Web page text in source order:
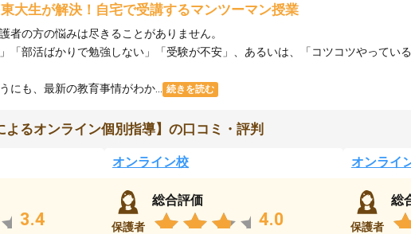
大生が解決！自宅で受講するマンツーマン授業
者の方の悩みは尽きることがありません。
「部活ばかりで勉強しない」「受験が不安」、あるいは、「コツコツやって
にも、最新の教育事情がわか...
続きを読む
よるオンライン個別指導】の口コミ・評判
3.4
オンライン校
保護者
総合評価
4.0
オンライ
保護者
総